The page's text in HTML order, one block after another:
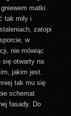
matki.
tak miły i
zatopi
w
nie mówiąc
się otwarty na
jakim jest.
tak mu się
schemat
fasady. Do